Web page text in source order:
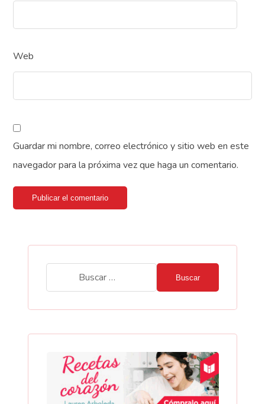
Web
Guardar mi nombre, correo electrónico y sitio web en este
navegador para la próxima vez que haga un comentario.
Publicar el comentario
Buscar